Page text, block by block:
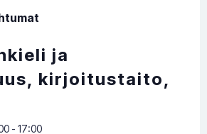
ja
kirjoitustaito,
- 17:00